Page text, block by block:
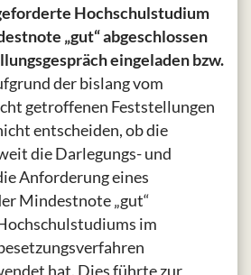
Hochschulstudium
„gut“ abgeschlossen
eingeladen bzw.
der bislang vom
getroffenen Feststellungen
entscheiden, ob die
die Darlegungs- und
Anforderung eines
Mindestnote „gut“
im
hat. Dies führte zur